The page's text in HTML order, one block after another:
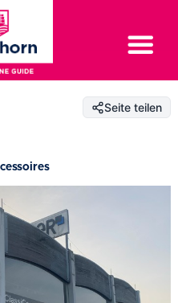
Seite teilen